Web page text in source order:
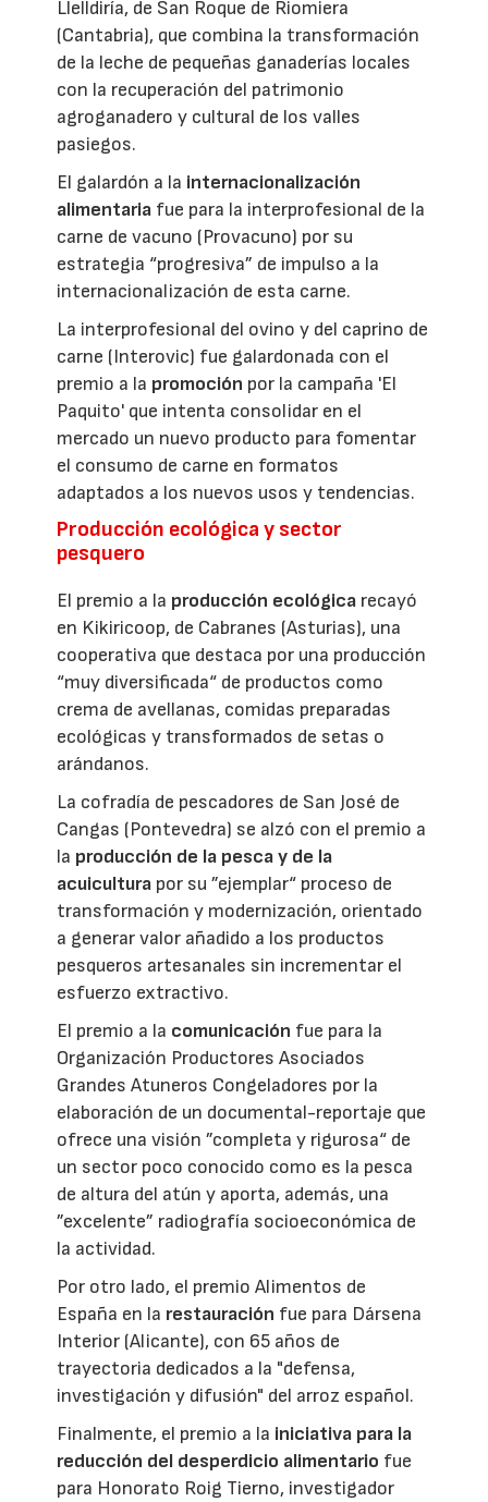
Llelldiría, de San Roque de Riomiera
(Cantabria), que combina la transformación
de la leche de pequeñas ganaderías locales
con la recuperación del patrimonio
agroganadero y cultural de los valles
pasiegos.
El galardón a la internacionalización
alimentaria fue para la interprofesional de la
carne de vacuno (Provacuno) por su
estrategia “progresiva” de impulso a la
internacionalización de esta carne.
La interprofesional del ovino y del caprino de
carne (Interovic) fue galardonada con el
premio a la promoción por la campaña 'El
Paquito' que intenta consolidar en el
mercado un nuevo producto para fomentar
el consumo de carne en formatos
adaptados a los nuevos usos y tendencias.
Producción ecológica y sector
pesquero
El premio a la producción ecológica recayó
en Kikiricoop, de Cabranes (Asturias), una
cooperativa que destaca por una producción
“muy diversificada“ de productos como
crema de avellanas, comidas preparadas
ecológicas y transformados de setas o
arándanos.
La cofradía de pescadores de San José de
Cangas (Pontevedra) se alzó con el premio a
la producción de la pesca y de la
acuicultura por su ”ejemplar“ proceso de
transformación y modernización, orientado
a generar valor añadido a los productos
pesqueros artesanales sin incrementar el
esfuerzo extractivo.
El premio a la comunicación fue para la
Organización Productores Asociados
Grandes Atuneros Congeladores por la
elaboración de un documental-reportaje que
ofrece una visión ”completa y rigurosa“ de
un sector poco conocido como es la pesca
de altura del atún y aporta, además, una
”excelente” radiografía socioeconómica de
la actividad.
Por otro lado, el premio Alimentos de
España en la restauración fue para Dársena
Interior (Alicante), con 65 años de
trayectoria dedicados a la "defensa,
investigación y difusión" del arroz español.
Finalmente, el premio a la iniciativa para la
reducción del desperdicio alimentario fue
para Honorato Roig Tierno, investigador